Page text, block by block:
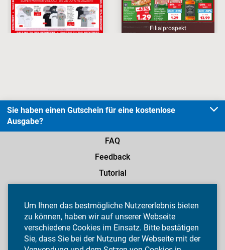
Sie haben einen Gutschein für eine kostenlose
Ausgabe?
FAQ
Feedback
Tutorial
Datenschutz
Widerruf
Impressum
Um Ihnen das bestmögliche Nutzererlebnis bieten
zu können, haben wir auf unserer Webseite
verschiedene Cookies im Einsatz. Bitte bestätigen
Sie, dass Sie bei der Nutzung der Webseite mit der